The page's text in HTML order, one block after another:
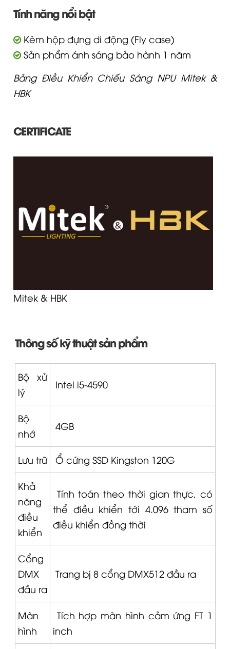
Tính năng nổi bật
Kèm hộp đựng di động (Fly case)
Sản phẩm ánh sáng bảo hành 1 năm
Bảng Điều Khiển Chiếu Sáng NPU Mitek &
HBK
CERTIFICATE
Mitek & HBK
Thông số kỹ thuật sản phẩm
Bộ xử
lý
Intel i5-4590
Bộ
nhớ
4GB
Lưu trữ Ổ cứng SSD Kingston 120G
Khả
năng
điều
khiển
Tính toán theo thời gian thực, có
thể điều khiển tới 4.096 tham số
điều khiển đồng thời
Cổng
DMX
đầu ra
Trang bị 8 cổng DMX512 đầu ra
Màn
hình
Tích hợp màn hình cảm ứng FT 1
inch